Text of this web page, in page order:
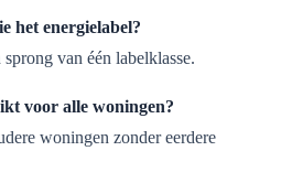
het energielabel?
van één labelklasse.
voor alle woningen?
woningen zonder eerdere